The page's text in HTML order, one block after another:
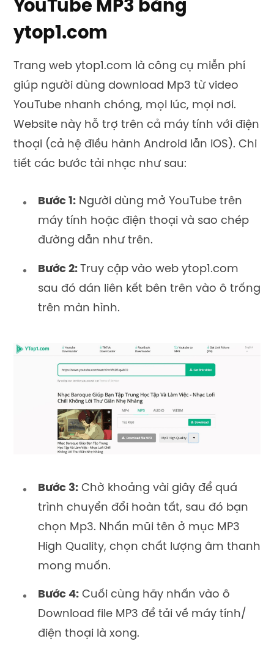
YouTube MP3 bằng
ytop1.com
Trang web ytop1.com là công cụ miễn phí
giúp người dùng download Mp3 từ video
YouTube nhanh chóng, mọi lúc, mọi nơi.
Website này hỗ trợ trên cả máy tính với điện
thoại (cả hệ điều hành Android lẫn iOS). Chi
tiết các bước tải nhạc như sau:
Bước 1: Người dùng mở YouTube trên
máy tính hoặc điện thoại và sao chép
đường dẫn như trên.
Bước 2: Truy cập vào web ytop1.com
sau đó dán liên kết bên trên vào ô trống
trên màn hình.
Bước 3: Chờ khoảng vài giây để quá
trình chuyển đổi hoàn tất, sau đó bạn
chọn Mp3. Nhấn mũi tên ở mục MP3
High Quality, chọn chất lượng âm thanh
mong muốn.
Bước 4: Cuối cùng hãy nhấn vào ô
Download file MP3 để tải về máy tính/
điện thoại là xong.